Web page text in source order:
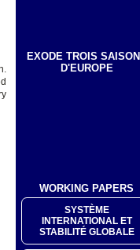
EXODE TROIS
D'EUROPE
WORKING PAPERS
SYSTÈME
INTERNATIONAL ET
STABILITÉ GLOBALE